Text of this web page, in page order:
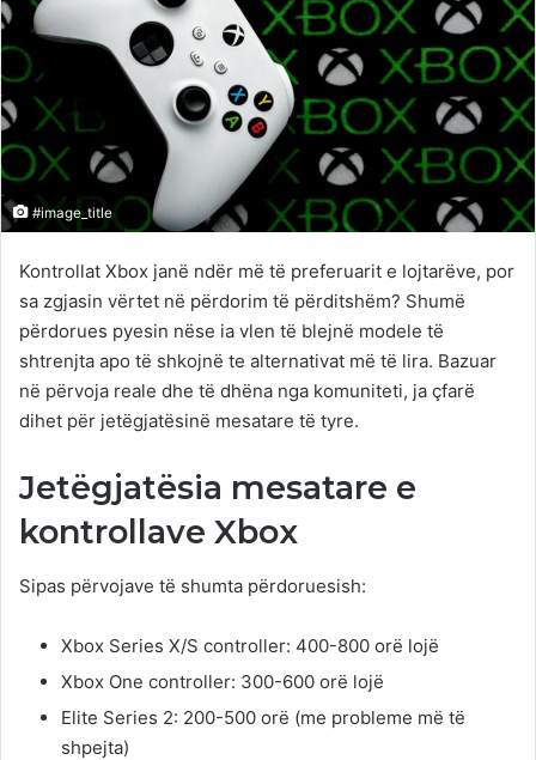
#image_title
Kontrollat Xbox janë ndër më të preferuarit e lojtarëve, por
sa zgjasin vërtet në përdorim të përditshëm? Shumë
përdorues pyesin nëse ia vlen të blejnë modele të
shtrenjta apo të shkojnë te alternativat më të lira. Bazuar
në përvoja reale dhe të dhëna nga komuniteti, ja çfarë
dihet për jetëgjatësinë mesatare të tyre.
Jetëgjatësia mesatare e
kontrollave Xbox
Sipas përvojave të shumta përdoruesish:
Xbox Series X/S controller: 400-800 orë lojë
Xbox One controller: 300-600 orë lojë
Elite Series 2: 200-500 orë (me probleme më të
shpejta)